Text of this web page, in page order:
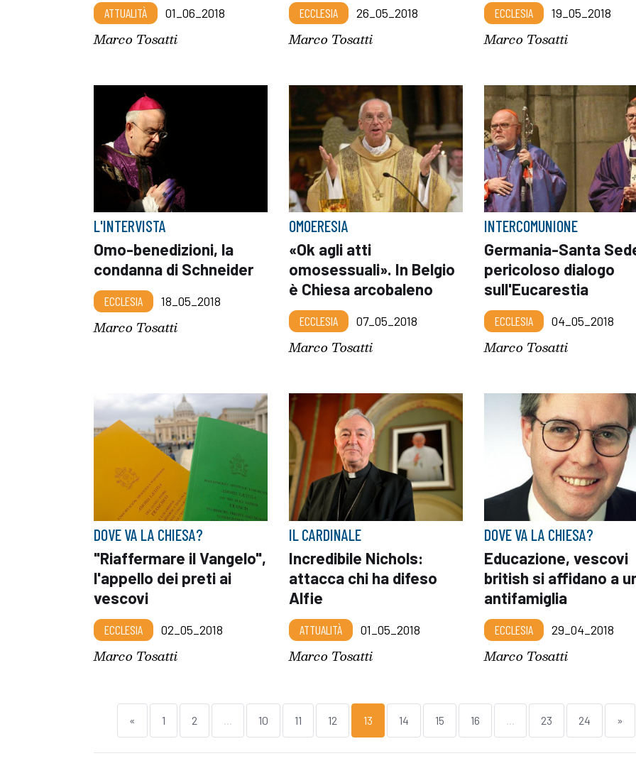
ATTUALITÀ 01_06_2018
Marco Tosatti
ECCLESIA 26_05_2018
Marco Tosatti
ECCLESIA 19_05_2018
Marco Tosatti
L'INTERVISTA
Omo-benedizioni, la
condanna di Schneider
ECCLESIA 18_05_2018
Marco Tosatti
OMOERESIA
«Ok agli atti
omosessuali». In Belgio
è Chiesa arcobaleno
ECCLESIA 07_05_2018
Marco Tosatti
INTERCOMUNIONE
Germania-Santa
pericoloso dialogo
sull'Eucarestia
ECCLESIA 04_05_2018
Marco Tosatti
DOVE VA LA CHIESA?
"Riaffermare il Vangelo",
l'appello dei preti ai
vescovi
ECCLESIA 02_05_2018
Marco Tosatti
IL CARDINALE
Incredibile Nichols:
attacca chi ha difeso
Alfie
ATTUALITÀ 01_05_2018
Marco Tosatti
DOVE VA LA CHIESA?
Educazione, vescovi
british si affidano a
antifamiglia
ECCLESIA 29_04_2018
Marco Tosatti
« 1 2 ... 10 11 12 13 14 15 16 ... 23 24 »